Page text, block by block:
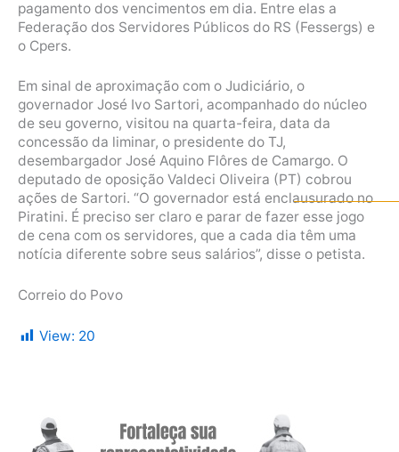
pagamento dos vencimentos em dia. Entre elas a
Federação dos Servidores Públicos do RS (Fessergs) e
o Cpers.
Em sinal de aproximação com o Judiciário, o
governador José Ivo Sartori, acompanhado do núcleo
de seu governo, visitou na quarta-feira, data da
concessão da liminar, o presidente do TJ,
desembargador José Aquino Flôres de Camargo. O
deputado de oposição Valdeci Oliveira (PT) cobrou
ações de Sartori. “O governador está enclausurado no
Piratini. É preciso ser claro e parar de fazer esse jogo
de cena com os servidores, que a cada dia têm uma
notícia diferente sobre seus salários”, disse o petista.
Correio do Povo
View: 20